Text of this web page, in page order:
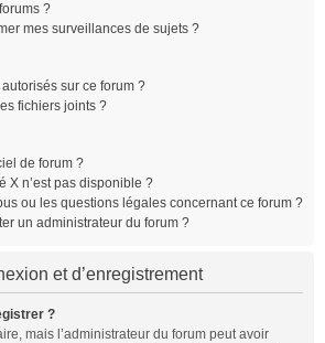
?
mes surveillances de sujets ?
sur ce forum ?
fichiers joints ?
de forum ?
X n’est pas disponible ?
ou les questions légales concernant ce forum ?
un administrateur du forum ?
et d’enregistrement
?
mais l’administrateur du forum peut avoir